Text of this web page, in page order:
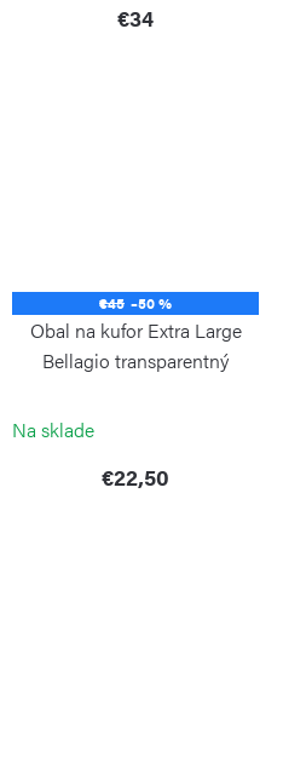
€34
€45 –50 %
Obal na kufor Extra Large
Bellagio transparentný
Na sklade
€22,50